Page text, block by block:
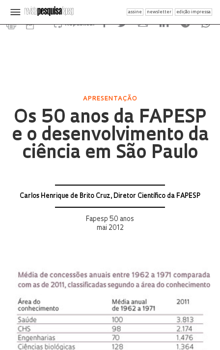
assine newsletter edição impressa
Republicar
APRESENTAÇÃO
Os 50 anos da FAPESP
e o desenvolvimento da
ciência em São Paulo
Carlos Henrique de Brito Cruz, Diretor Científico da FAPESP
Fapesp 50 anos
mai 2012